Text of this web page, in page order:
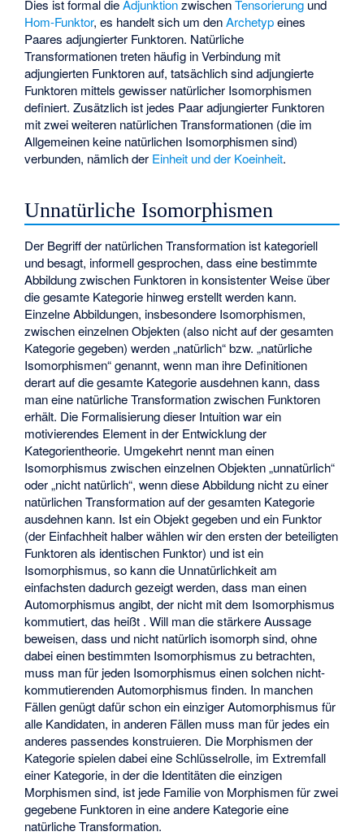
Dies ist formal dieAdjunktionzwischenTensorierung und
Hom-Funktor, es handelt sich um denArchetypeines
Paares adjungierter Funktoren. Natürliche
Transformationen treten häufig in Verbindung mit
adjungierten Funktoren auf, tatsächlich sind adjungierte
Funktoren mittels gewisser natürlicher Isomorphismen
definiert. Zusätzlich ist jedes Paar adjungierter Funktoren
mit zwei weiteren natürlichen Transformationen (die im
Allgemeinen keine natürlichen Isomorphismen sind)
verbunden, nämlich der Einheit und der Koeinheit.
Unnatürliche Isomorphismen
Der Begriff der natürlichen Transformation ist kategoriell
und besagt, informell gesprochen, dass eine bestimmte
Abbildung zwischen Funktoren in konsistenter Weise über
die gesamte Kategorie hinweg erstellt werden kann.
Einzelne Abbildungen, insbesondere Isomorphismen,
zwischen einzelnen Objekten (also nicht auf der gesamten
Kategorie gegeben) werden „natürlich“ bzw. „natürliche
Isomorphismen“ genannt, wenn man ihre Definitionen
derart auf die gesamte Kategorie ausdehnen kann, dass
man eine natürliche Transformation zwischen Funktoren
erhält. Die Formalisierung dieser Intuition war ein
motivierendes Element in der Entwicklung der
Kategorientheorie. Umgekehrt nennt man einen
Isomorphismus zwischen einzelnen Objekten „unnatürlich“
oder „nicht natürlich“, wenn diese Abbildung nicht zu einer
natürlichen Transformation auf der gesamten Kategorie
ausdehnen kann. Ist ein Objektgegeben und ein Funktor
(der Einfachheit halber wählen wir den ersten der beteiligten
Funktoren als identischen Funktor) und istein
Isomorphismus, so kann die Unnatürlichkeit am
einfachsten dadurch gezeigt werden, dass man einen
Automorphismusangibt, der nicht mit dem Isomorphismus
kommutiert, das heißt . Will man die stärkere Aussage
beweisen, dass und nicht natürlich isomorph sind, ohne
dabei einen bestimmten Isomorphismus zu betrachten,
muss man für jeden Isomorphismuseinen solchen nicht-
kommutierenden Automorphismusfinden. In manchen
Fällen genügt dafür schon ein einziger Automorphismus für
alle Kandidaten, in anderen Fällen muss man für jedesein
anderes passendeskonstruieren. Die Morphismen der
Kategorie spielen dabei eine Schlüsselrolle, im Extremfall
einer Kategorie, in der die Identitäten die einzigen
Morphismen sind, ist jede Familievon Morphismenfür zwei
gegebene Funktoren in eine andere Kategorie eine
natürliche Transformation.